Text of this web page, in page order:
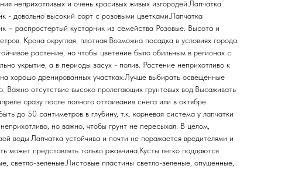
неприхотливых и очень красивых живых изгородей.Лапчатка
- довольно высокий сорт с розовыми цветками.Лапчатка
– распростертый кустарник из семейства Розовые. Высота и
Крона округлая, плотная.Возможна посадка в условиях города.
растение, но чтобы цветение было обильным в регионах с
укрытие, а в периоды засух - полив. Растение неприхотливо к
хорошо дренированных участках.Лучше выбирать освещенные
Важно отсутствие высоко пролегающих грунтовых вод.Высаживать
сразу после полного оттаивания снега или в октябре.
до 50 сантиметров в глубину, т.к. корневая система у лапчатки
но важно, чтобы грунт не пересыхал. В целом,
воды.Лапчатка устойчива и почти не поражается вредителями и
может представлять только ржавчина.Кусты легко поддаются
светло-зеленые.Листовые пластины светло-зеленые, опушенные,